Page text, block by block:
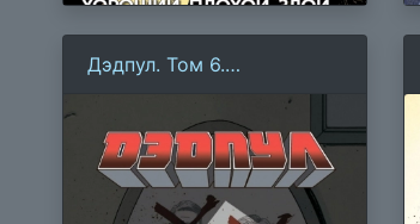
Дэдпул. Том 6.